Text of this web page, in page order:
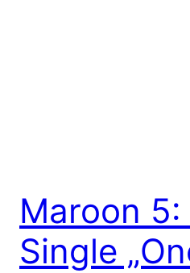
Maroon 5:
Single